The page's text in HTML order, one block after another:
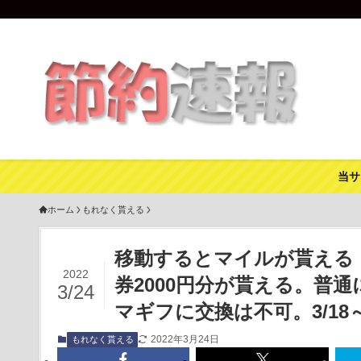
当
ホーム もれなく貰える
移動するとマイルが貰え
券2000円分が貰える。普
マギフに交換は不可。3/18
2022
3/24
もれなく貰える 2022年3月24日